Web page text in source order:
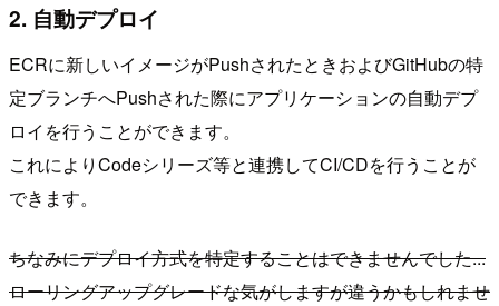
2. 自動デプロイ
ECRに新しいイメージがPushされたときおよびGitHubの特
定ブランチへPushされた際にアプリケーションの自動デプ
ロイを行うことができます。
これによりCodeシリーズ等と連携してCI/CDを行うことが
できます。
ちなみにデプロイ方式を特定することはできませんでした...
ローリングアップグレードな気がしますが違うかもしれませ